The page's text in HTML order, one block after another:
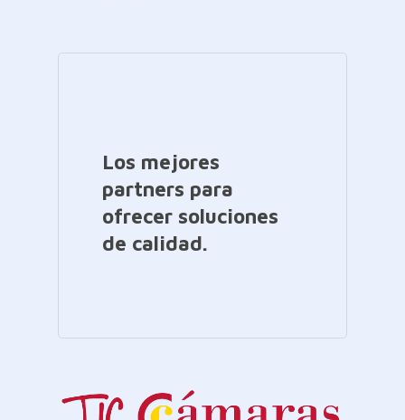
Los mejores
partners para
ofrecer soluciones
de calidad.